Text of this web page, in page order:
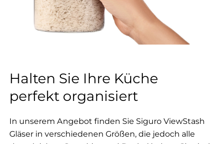
Halten Sie Ihre Küche
perfekt organisiert
In unserem Angebot finden Sie Siguro ViewStash
Gläser in verschiedenen Größen, die jedoch alle